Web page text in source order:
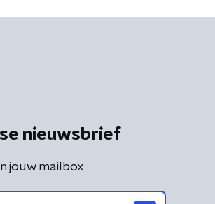
nieuwsbrief
jouw mailbox